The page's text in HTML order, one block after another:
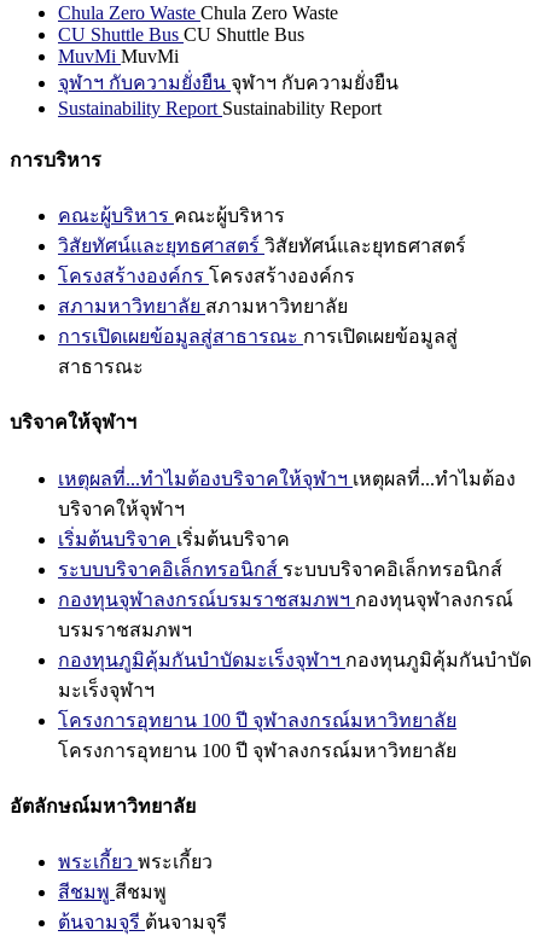
Chula Zero Waste Chula Zero Waste
CU Shuttle Bus CU Shuttle Bus
MuvMi MuvMi
จุฬาฯ กับความยั่งยืน จุฬาฯ กับความยั่งยืน
Sustainability Report Sustainability Report
การบริหาร
คณะผู้บริหาร คณะผู้บริหาร
วิสัยทัศน์และยุทธศาสตร์ วิสัยทัศน์และยุทธศาสตร์
โครงสร้างองค์กร โครงสร้างองค์กร
สภามหาวิทยาลัย สภามหาวิทยาลัย
การเปิดเผยข้อมูลสู่สาธารณะ การเปิดเผยข้อมูลสู่
สาธารณะ
บริจาคให้จุฬาฯ
เหตุผลที่...ทำไมต้องบริจาคให้จุฬาฯ เหตุผลที่...ทำไมต้อง
บริจาคให้จุฬาฯ
เริ่มต้นบริจาค เริ่มต้นบริจาค
ระบบบริจาคอิเล็กทรอนิกส์ ระบบบริจาคอิเล็กทรอนิกส์
กองทุนจุฬาลงกรณ์บรมราชสมภพฯ กองทุนจุฬาลงกรณ์
บรมราชสมภพฯ
กองทุนภูมิคุ้มกันบำบัดมะเร็งจุฬาฯ กองทุนภูมิคุ้มกันบำบัด
มะเร็งจุฬาฯ
โครงการอุทยาน 100 ปี จุฬาลงกรณ์มหาวิทยาลัย
โครงการอุทยาน 100 ปี จุฬาลงกรณ์มหาวิทยาลัย
อัตลักษณ์มหาวิทยาลัย
พระเกี้ยว พระเกี้ยว
สีชมพู สีชมพู
ต้นจามจุรี ต้นจามจุรี